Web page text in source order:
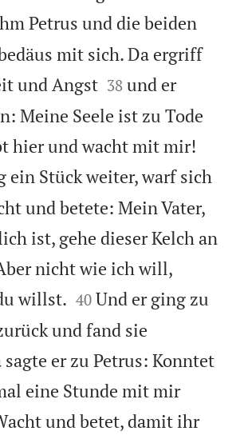
Petrus und die beiden
mit sich. Da ergriff
und Angst
38 und er
Meine Seele ist zu Tode
hier und wacht mit mir!
ein Stück weiter, warf sich
und betete: Mein Vater,
ist, gehe dieser Kelch an
nicht wie ich will,
willst. 

40 Und er ging zu
und fand sie
sagte er zu Petrus: Konntet
eine Stunde mit mir
und betet, damit ihr